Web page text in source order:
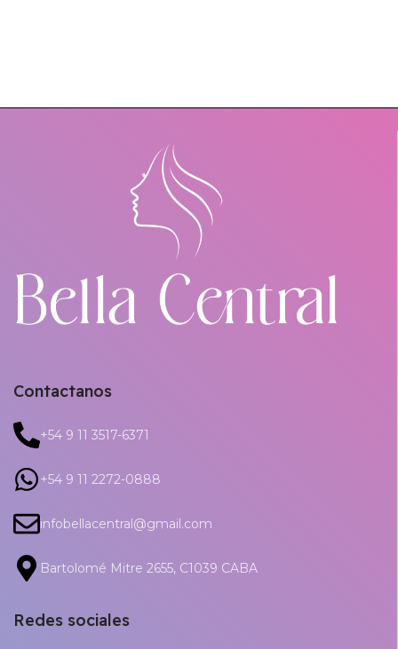
Contactanos
+54 9 11 3517-6371
+54 9 11 2272-0888
infobellacentral@gmail.com
Bartolomé Mitre 2655, C1039 CABA
Redes sociales